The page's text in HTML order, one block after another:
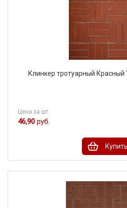
Клинкер тротуарный
Цена за шт.
46,90 руб.
Купить